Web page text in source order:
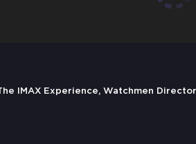
IMAX Experience, Watchmen